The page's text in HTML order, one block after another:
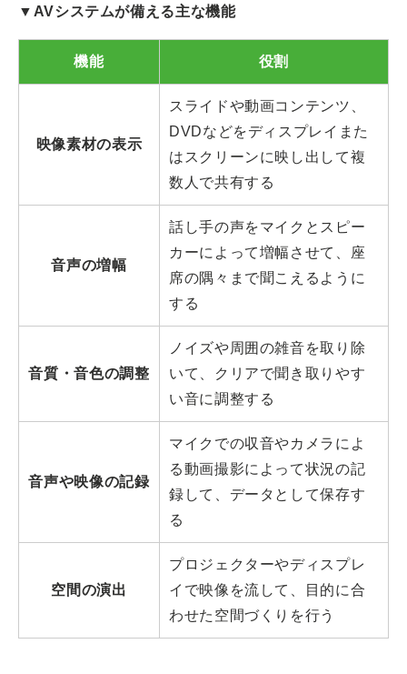
▼AVシステムが備える主な機能
機能 役割
映像素材の表示
スライドや動画コンテンツ、
DVDなどをディスプレイまた
はスクリーンに映し出して複
数人で共有する
音声の増幅
話し手の声をマイクとスピー
カーによって増幅させて、座
席の隅々まで聞こえるように
する
音質・音色の調整
ノイズや周囲の雑音を取り除
いて、クリアで聞き取りやす
い音に調整する
音声や映像の記録
マイクでの収音やカメラによ
る動画撮影によって状況の記
録して、データとして保存す
る
空間の演出
プロジェクターやディスプレ
イで映像を流して、目的に合
わせた空間づくりを行う